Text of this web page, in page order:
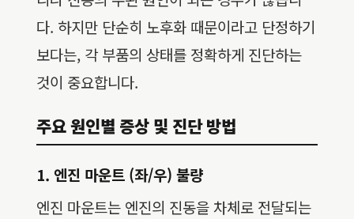
다. 하지만 단순히 노후화 때문이라고 단정하기
보다는, 각 부품의 상태를 정확하게 진단하는
것이 중요합니다.
주요 원인별 증상 및 진단 방법
1. 엔진 마운트 (좌/우) 불량
엔진 마운트는 엔진의 진동을 차체로 전달되는